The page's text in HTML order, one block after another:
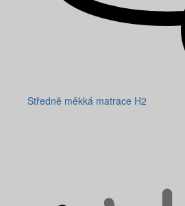
Středně měkká matrace H2